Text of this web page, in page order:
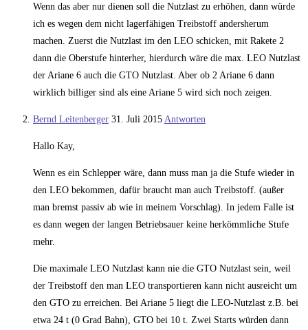
Wenn das aber nur dienen soll die Nutzlast zu erhöhen, dann würde
ich es wegen dem nicht lagerfähigen Treibstoff andersherum
machen. Zuerst die Nutzlast im den LEO schicken, mit Rakete 2
dann die Oberstufe hinterher, hierdurch wäre die max. LEO Nutzlast
der Ariane 6 auch die GTO Nutzlast. Aber ob 2 Ariane 6 dann
wirklich billiger sind als eine Ariane 5 wird sich noch zeigen.
Bernd Leitenberger 31. Juli 2015 Antworten
Hallo Kay,
Wenn es ein Schlepper wäre, dann muss man ja die Stufe wieder in
den LEO bekommen, dafür braucht man auch Treibstoff. (außer
man bremst passiv ab wie in meinem Vorschlag). In jedem Falle ist
es dann wegen der langen Betriebsauer keine herkömmliche Stufe
mehr.
Die maximale LEO Nutzlast kann nie die GTO Nutzlast sein, weil
der Treibstoff den man LEO transportieren kann nicht ausreicht um
den GTO zu erreichen. Bei Ariane 5 liegt die LEO-Nutzlast z.B. bei
etwa 24 t (0 Grad Bahn), GTO bei 10 t. Zwei Starts würden dann